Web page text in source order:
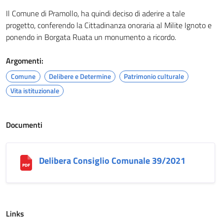
Il Comune di Pramollo, ha quindi deciso di aderire a tale
progetto, conferendo la Cittadinanza onoraria al Milite Ignoto e
ponendo in Borgata Ruata un monumento a ricordo.
Argomenti:
Comune Delibere e Determine
Patrimonio culturale
Vita istituzionale
Documenti
Delibera Consiglio Comunale 39/2021
Links